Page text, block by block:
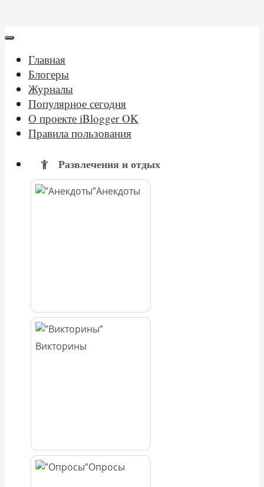
Главная
Блогеры
Журналы
Популярное сегодня
О проекте iBlogger OK
Правила пользования
Развлечения и отдых
Анекдоты
Викторины
Опросы